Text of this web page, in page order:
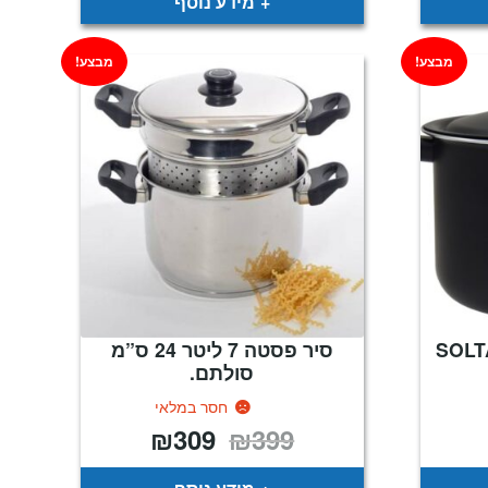
מבצע!
סיר פסטה 7 ליטר 24 ס”מ
סולתם.
חסר במלאי
מבצע!
₪399 המחיר
המקורי
היה:
₪309
הוא: